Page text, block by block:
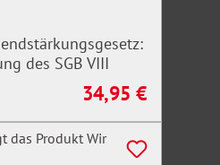
des SGB VIII
Regulärer Preis:
34,95 €